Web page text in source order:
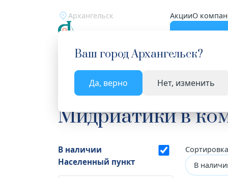
Архангельск АкцииО
Ваш городАрхангельск?
Да, верно Нет, изменить
Главная Каталог Лекарства и БАД
Мидриатики в
В наличии
Населенный пункт
В